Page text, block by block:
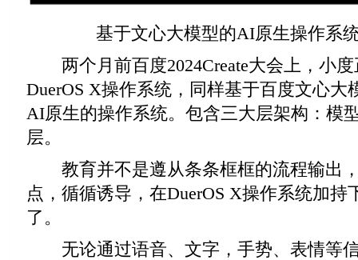
基于文心大模型的AI原生操作系
两个月前百度2024Create大会上，小度
DuerOS X操作系统，同样基于百度文心大
AI原生的操作系统。包含三大层架构：模
层。
教育并不是遵从条条框框的流程输出
点，循循诱导，在DuerOS X操作系统加持
了。
无论通过语音、文字，手势、表情等